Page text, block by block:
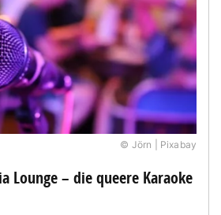
© Jörn | Pixabay
Lounge – die queere Karaoke